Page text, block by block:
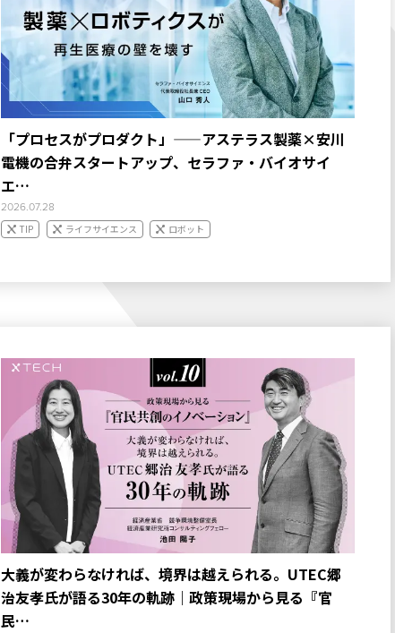
「プロセスがプロダクト」——アステラス製薬×安川
電機の合弁スタートアップ、セラファ・バイオサイ
エ…
2026.07.28
TIP ライフサイエンス ロボット
大義が変わらなければ、境界は越えられる。UTEC郷
治友孝氏が語る30年の軌跡｜政策現場から見る『官
民…